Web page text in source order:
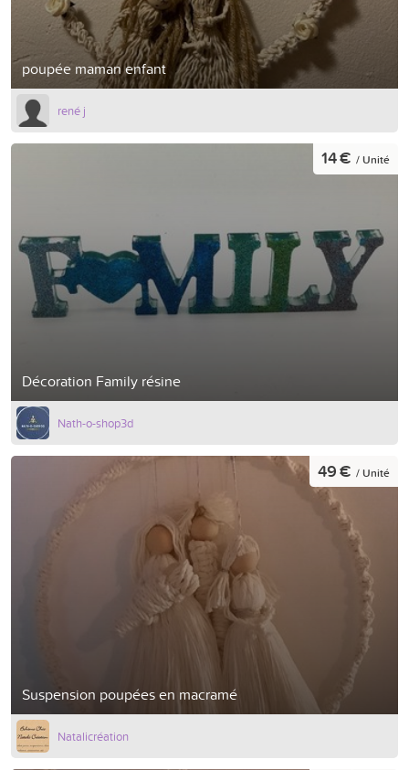
poupée maman enfant
rené j
Décoration Family résine
14 € / Unité
Nath-o-shop3d
Suspension poupées en macramé
49 € / Unité
Natalicréation